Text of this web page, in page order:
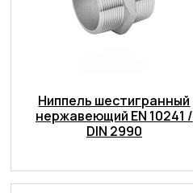
Ниппель шестигранный
нержавеющий EN 10241 /
DIN 2990